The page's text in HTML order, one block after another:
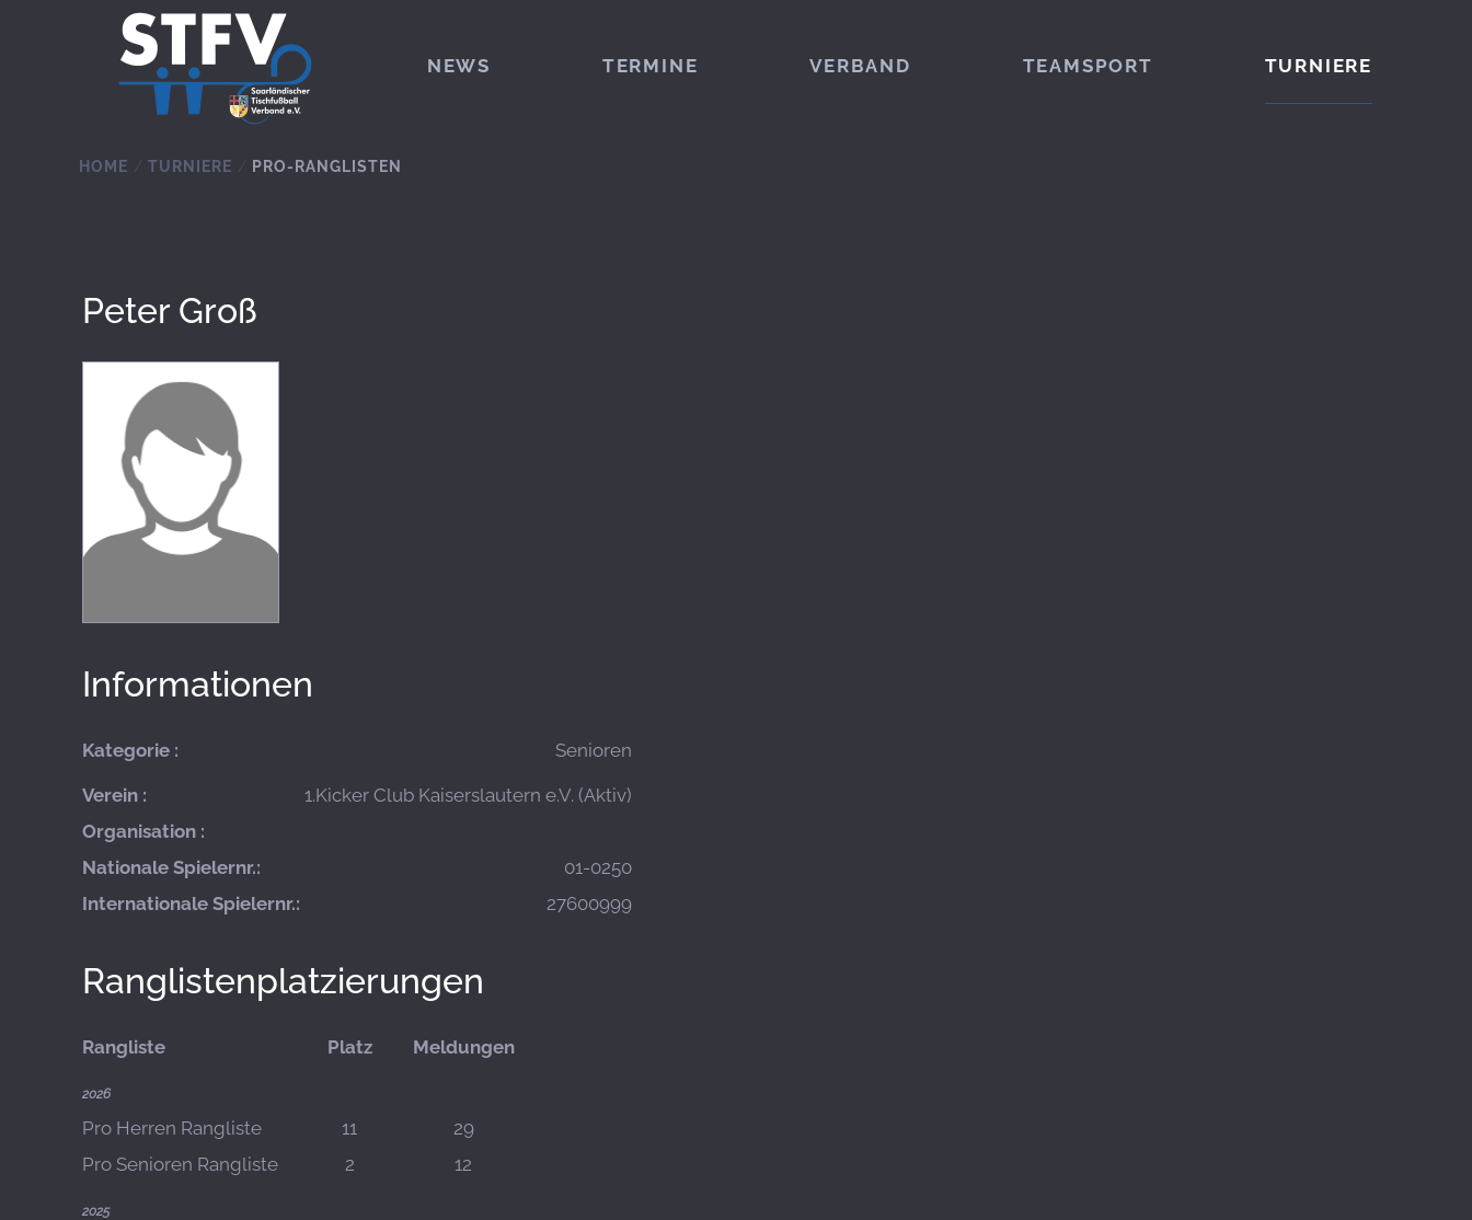
Zum Hauptinhalt springen
NEWS TERMINE VERBAND TEAMSPORT TURNIERE
HOME TURNIERE PRO-RANGLISTEN
Peter Groß
Informationen
Kategorie : Senioren
Verein :
1.Kicker Club Kaiserslautern e.V. (Aktiv)
Organisation :
Nationale Spielernr.:
01-0250
Internationale Spielernr.:
27600999
Ranglistenplatzierungen
Rangliste Platz Meldungen
2026
Pro Herren Rangliste 11
29
Pro Senioren Rangliste
2 12
2025